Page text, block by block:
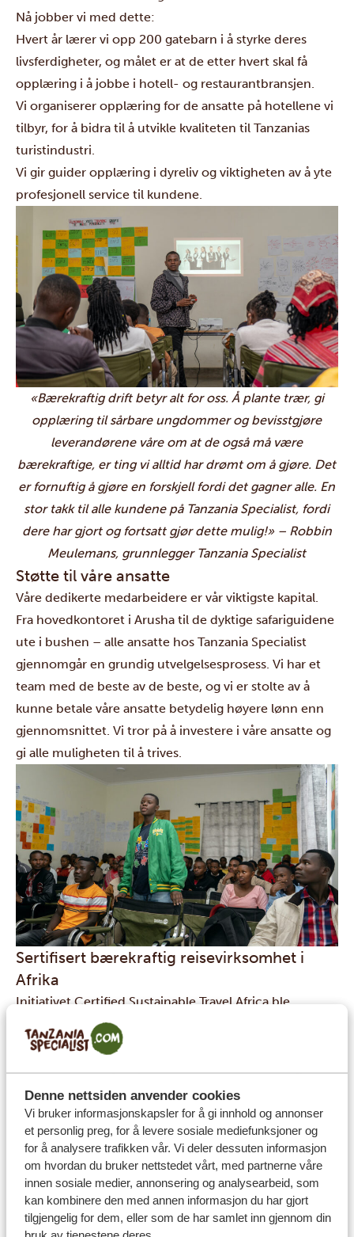
Denne nettsiden anvender cookies
Vi bruker informasjonskapsler for å gi innhold og annonser
et personlig preg, for å levere sosiale mediefunksjoner og
for å analysere trafikken vår. Vi deler dessuten informasjon
om hvordan du bruker nettstedet vårt, med partnerne våre
innen sosiale medier, annonsering og analysearbeid, som
kan kombinere den med annen informasjon du har gjort
tilgjengelig for dem, eller som de har samlet inn gjennom din
Nå jobber vi med dette:
Hvert år lærer vi opp 200 gatebarn i å styrke deres
livsferdigheter, og målet er at de etter hvert skal få
opplæring i å jobbe i hotell- og restaurantbransjen.
Vi organiserer opplæring for de ansatte på hotellene vi
tilbyr, for å bidra til å utvikle kvaliteten til Tanzanias
turistindustri.
Vi gir guider opplæring i dyreliv og viktigheten av å yte
profesjonell service til kundene.
«Bærekraftig drift betyr alt for oss. Å plante trær, gi
opplæring til sårbare ungdommer og bevisstgjøre
leverandørene våre om at de også må være
bærekraftige, er ting vi alltid har drømt om å gjøre. Det
er fornuftig å gjøre en forskjell fordi det gagner alle. En
stor takk til alle kundene på Tanzania Specialist, fordi
dere har gjort og fortsatt gjør dette mulig!» – Robbin
Meulemans, grunnlegger Tanzania Specialist
Støtte til våre ansatte
Våre dedikerte medarbeidere er vår viktigste kapital.
Fra hovedkontoret i Arusha til de dyktige safariguidene
ute i bushen – alle ansatte hos Tanzania Specialist
gjennomgår en grundig utvelgelsesprosess. Vi har et
team med de beste av de beste, og vi er stolte av å
kunne betale våre ansatte betydelig høyere lønn enn
gjennomsnittet. Vi tror på å investere i våre ansatte og
gi alle muligheten til å trives.
Sertifisert bærekraftig reisevirksomhet i
Afrika
Initiativet Certified Sustainable Travel Africa ble
opprettet av grunnleggerne av Tanzania Specialist.
Som ledende på turistmarkedet i Tanzania har vi alltid
leder an i en bølge av miljøforandringer i Tanzania, fra
våre opplærings- og utdanningsprogrammer til våre
lokale resirkuleringsinitiativer og de svært høye
standardene du finner hos alle Tanzania Specialist-
assosierte partnere. Dette sertifikatet anerkjenner alle
virksomheter i turistsektoren i Tanzania som følger
bærekraftige forretningspraksiser og har miljøet som